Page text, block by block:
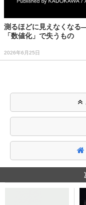
測るほどに見えなくな
「数値化」で失うもの
2026年6月25日